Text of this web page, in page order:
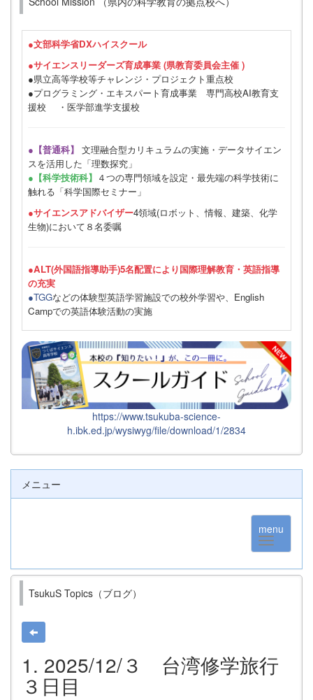
●文部科学省DXハイスクール
●サイエンスリーダーズ育成事業 (県教育委員会主催 )
●県立高等学校等チャレンジ・プロジェクト重点校
●プログラミング・エキスパート育成事業 専門高校AI教育支
援校 ・医学部進学支援校
●【普通科】 文理融合型カリキュラムの実施・データサイエン
スを活用した「理数探究」
●【科学技術科】 ４つの専門領域を設定・最先端の科学技術に
触れる「科学国際セミナー」
●サイエンスアドバイザー4領域(ロボット、情報、建築、化学
生物)において８名委嘱
●ALT(外国語指導助手)5名配置により国際理解教育・英語指導
の充実
●TGGなどの体験型英語学習施設での校外学習や、English
Campでの英語体験活動の実施
https://www.tsukuba-science-
h.ibk.ed.jp/wysiwyg/file/download/1/2834
メニュー
menu
TsukuS Topics（ブログ）
1. 2025/12/３ 台湾修学旅行
３日目